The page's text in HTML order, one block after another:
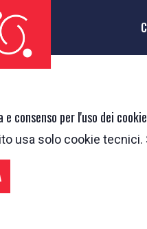
consenso per l'uso dei cookie
usa solo cookie